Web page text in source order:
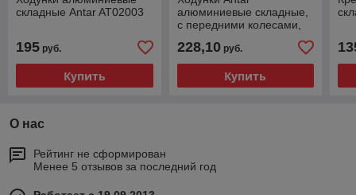
складные Antar AT02003
195 руб.
Купить
алюминиевые складные,
с передними колесами,
228,10руб.
Купить
О нас
Рейтинг не сформирован
Менее 5 отзывов за последний год